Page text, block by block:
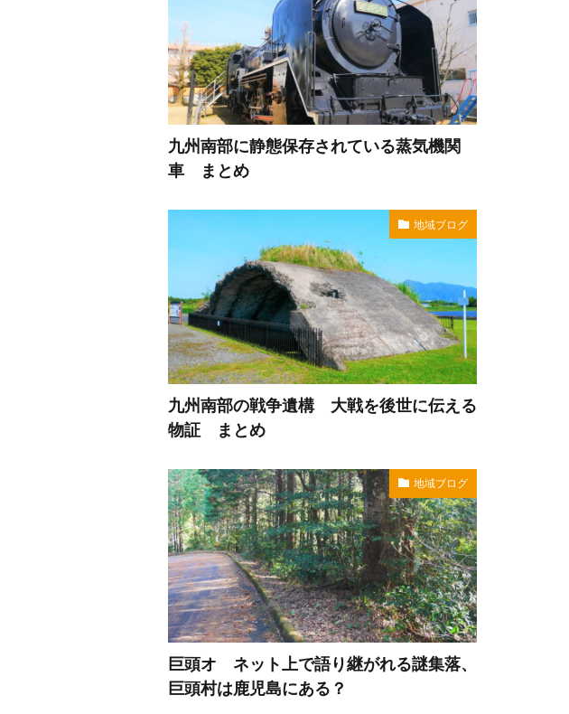
九州南部に静態保存されている蒸気機関
車 まとめ
地域ブログ
九州南部の戦争遺構 大戦を後世に伝える
物証 まとめ
地域ブログ
巨頭オ ネット上で語り継がれる謎集落、
巨頭村は鹿児島にある？